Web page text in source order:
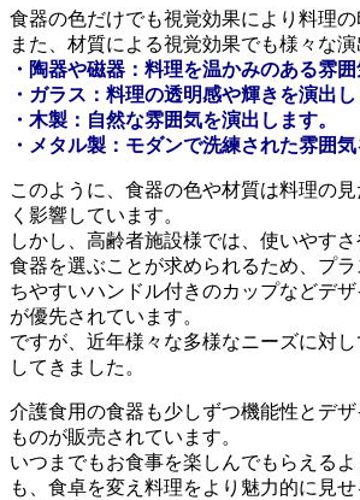
食器の色だけでも視覚効果により料理の
また、材質による視覚効果でも様々な演
・陶器や磁器：料理を温かみのある雰囲
・ガラス：料理の透明感や輝きを演出し
・木製：自然な雰囲気を演出します。
・メタル製：モダンで洗練された雰囲気
このように、食器の色や材質は料理の
く影響しています。
しかし、高齢者施設様では、使いやすさ
食器を選ぶことが求められるため、プ
ちやすいハンドル付きのカップなどデ
が優先されています。
ですが、近年様々な多様なニーズに対
してきました。
介護食用の食器も少しずつ機能性とデ
ものが販売されています。
いつまでもお食事を楽しんでもらえる
も、食卓を変え料理をより魅力的に見せ